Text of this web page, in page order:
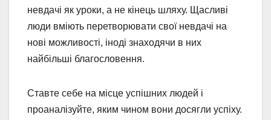
невдачі як уроки, а не кінець шляху. Щасливі
люди вміють перетворювати свої невдачі на
нові можливості, іноді знаходячи в них
найбільші благословення.
Ставте себе на місце успішних людей і
проаналізуйте, яким чином вони досягли успіху.